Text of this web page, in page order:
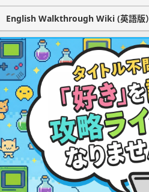
English Walkthrough Wiki (英語版）